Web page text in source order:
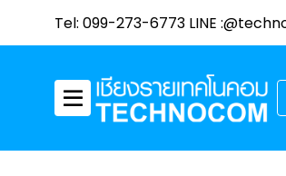
Tel: 099-273-6773 LINE